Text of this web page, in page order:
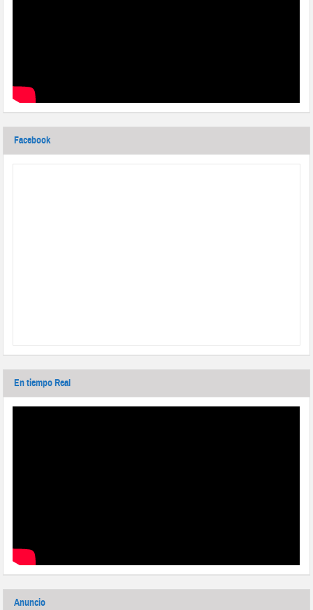
Facebook
En tiempo Real
Anuncio